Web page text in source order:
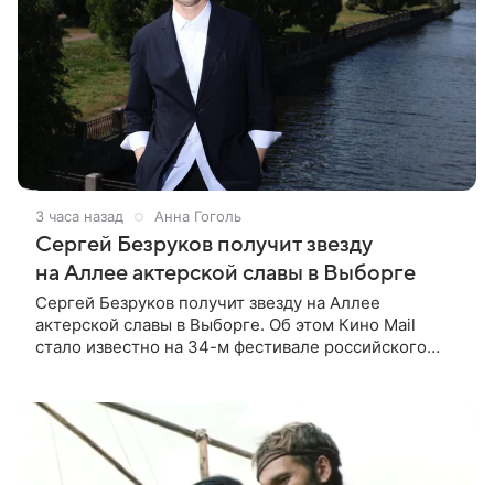
3 часа назад Анна Гоголь
Сергей Безруков получит звезду
на Аллее актерской славы в Выборге
Сергей Безруков получит звезду на Аллее
актерской славы в Выборге. Об этом Кино Mail
стало известно на 34-м фестивале российского